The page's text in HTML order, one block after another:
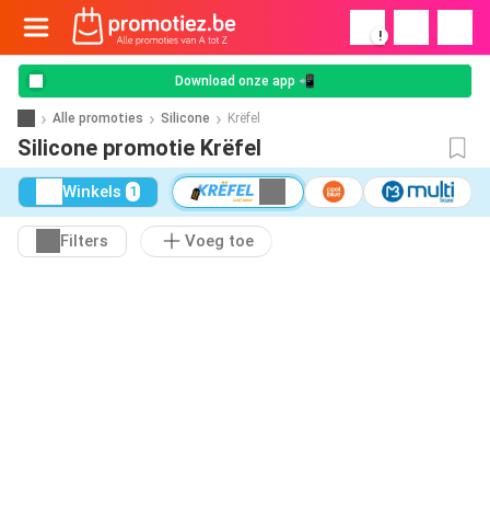
!
Download onze app 📲
Alle promoties Silicone Krëfel
Silicone promotie Krëfel
Winkels 1
Filters Voeg toe